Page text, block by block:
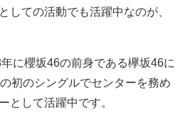
しての活動でも活躍中なのが、
に櫻坂46の前身である欅坂46に
初のシングルでセンターを務め
として活躍中です。